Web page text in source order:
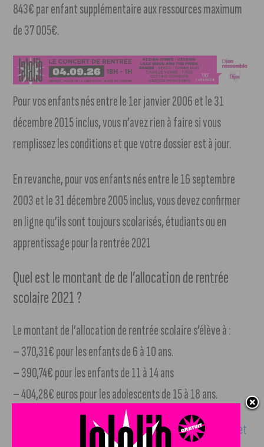
843€ par enfant supplémentaire aux ressources maximum
de 37 005€.
Pour vos enfants nés entre le 1er janvier 2006 et le 31
décembre 2015 inclus, vous n’avez rien à faire si vous
remplissez les conditions et que votre dossier est à jour.
En revanche, pour vos enfants nés entre le 16 septembre
2003 et le 31 décembre 2005 inclus, vous devez confirmer
en ligne qu’ils sont toujours scolarisés, étudiants ou en
apprentissage pour la rentrée 2021
Quel est le montant de de l’allocation de rentrée
scolaire 2021 ?
Le montant de l’allocation de rentrée scolaire s’élève à :
– 370,31€ pour les enfants de 6 à 10 ans.
– 390,74€ pour les enfants de 11 à 14 ans
– 404,28€ euros pour les adolescents de 15 à 18 ans.
Toutes les infos sont disponibles en ligne surle site internet